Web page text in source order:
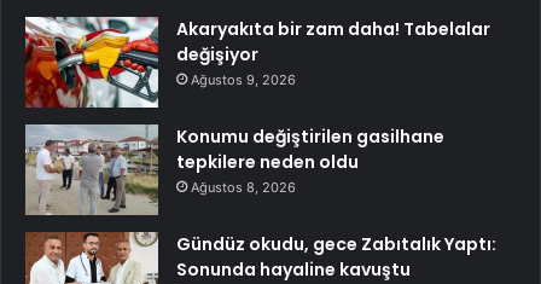
Akaryakıta bir zam daha! Tabelalar
değişiyor
Ağustos 9, 2026
Konumu değiştirilen gasilhane
tepkilere neden oldu
Ağustos 8, 2026
Gündüz okudu, gece Zabıtalık Yaptı:
Sonunda hayaline kavuştu